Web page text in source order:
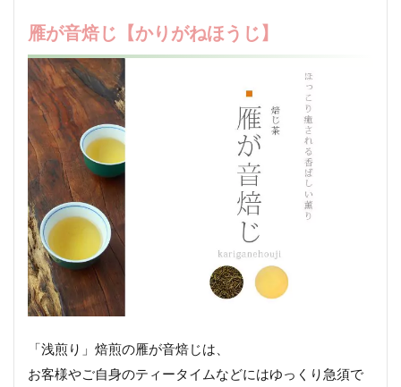
雁が音焙じ【かりがねほうじ】
「浅煎り」焙煎の雁が音焙じは、
お客様やご自身のティータイムなどにはゆっくり急須で